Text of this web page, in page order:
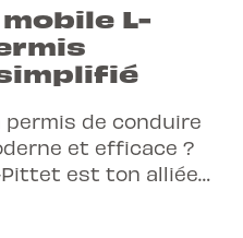
L-
de conduire
et efficace ?
Pittet est ton alliée